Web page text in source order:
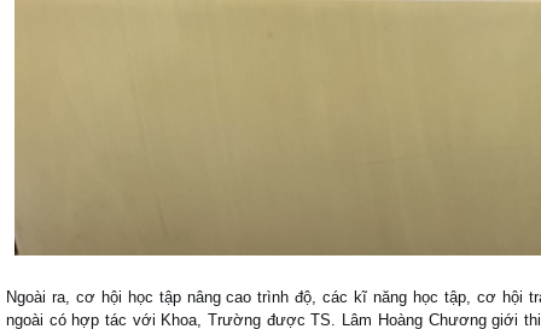
Ngoài ra, cơ hội học tập nâng cao trình độ, các kĩ năng học tập, cơ hội
ngoài có hợp tác với Khoa, Trường được TS. Lâm Hoàng Chương giới